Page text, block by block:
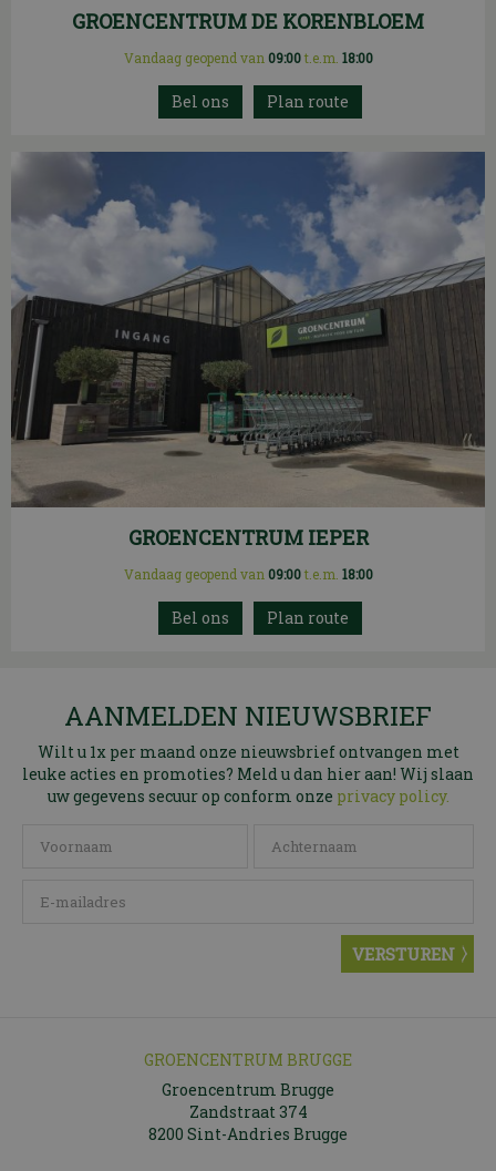
GROENCENTRUM DE KORENBLOEM
Vandaag geopend van 09:00t.e.m. 18:00
Plan route
GROENCENTRUM IEPER
Vandaag geopend van 09:00t.e.m. 18:00
Plan route
AANMELDEN NIEUWSBRIEF
Wilt u 1x per maand onze nieuwsbrief ontvangen met
leuke acties en promoties? Meld u dan hier aan! Wij slaan
uw gegevens secuur op conform onze privacy policy.
GROENCENTRUM BRUGGE
Groencentrum Brugge
Zandstraat 374
8200 Sint-Andries Brugge